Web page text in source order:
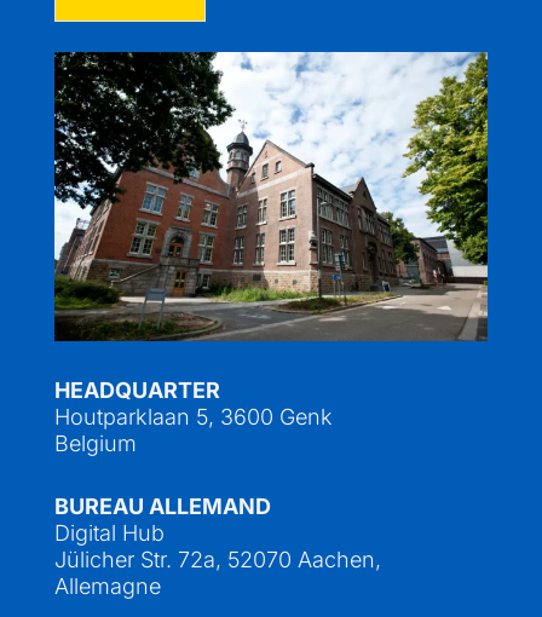
HEADQUARTER
Houtparklaan 5, 3600 Genk
Belgium
BUREAU ALLEMAND
Digital Hub
Jülicher Str. 72a, 52070 Aachen,
Allemagne